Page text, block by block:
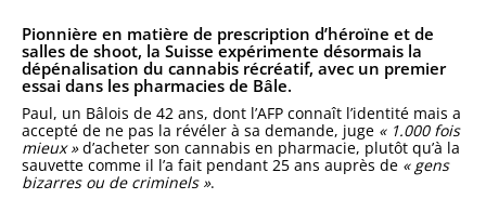
Pionnière en matière de prescription d’héroïne et de
salles de shoot, la Suisse expérimente désormais la
dépénalisation du cannabis récréatif, avec un premier
essai dans les pharmacies de Bâle.
Paul, un Bâlois de 42 ans, dont l’AFP connaît l’identité mais a
accepté de ne pas la révéler à sa demande, juge « 1.000 fois
mieux »d’acheter son cannabis en pharmacie, plutôt qu’à la
sauvette comme il l’a fait pendant 25 ans auprès de « gens
bizarres ou de criminels ».